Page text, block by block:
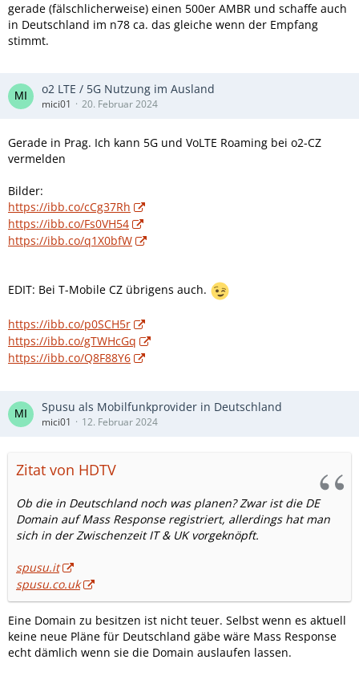
gerade (fälschlicherweise) einen 500er AMBR und schaffe auch
in Deutschland im n78 ca. das gleiche wenn der Empfang
stimmt.
o2 LTE / 5G Nutzung im Ausland
mici01 20. Februar 2024
Gerade in Prag. Ich kann 5G und VoLTE Roaming bei o2-CZ
vermelden
Bilder:
https://ibb.co/cCg37Rh
https://ibb.co/Fs0VH54
https://ibb.co/q1X0bfW
EDIT: Bei T-Mobile CZ übrigens auch.
https://ibb.co/p0SCH5r
https://ibb.co/gTWHcGq
https://ibb.co/Q8F88Y6
Spusu als Mobilfunkprovider in Deutschland
mici01 12. Februar 2024
Zitat von HDTV
Ob die in Deutschland noch was planen? Zwar ist die DE
Domain auf Mass Response registriert, allerdings hat man
sich in der Zwischenzeit IT & UK vorgeknöpft.
spusu.it
spusu.co.uk
Eine Domain zu besitzen ist nicht teuer. Selbst wenn es aktuell
keine neue Pläne für Deutschland gäbe wäre Mass Response
echt dämlich wenn sie die Domain auslaufen lassen.